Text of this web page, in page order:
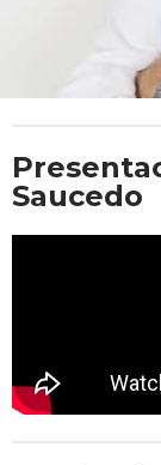
Saucedo